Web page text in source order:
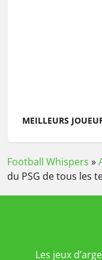
MEILLEURS
Football Whispers »
du PSG de tous les
Les jeux